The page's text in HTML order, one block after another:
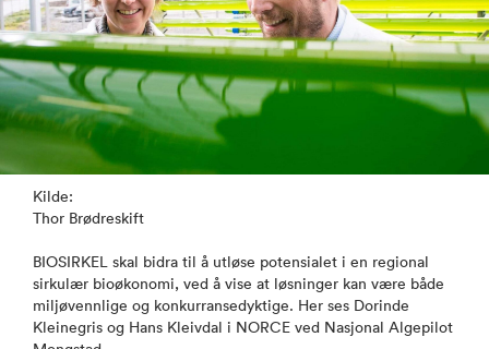
Kilde:
Thor Brødreskift
BIOSIRKEL skal bidra til å utløse potensialet i en regional
sirkulær bioøkonomi, ved å vise at løsninger kan være både
miljøvennlige og konkurransedyktige. Her ses Dorinde
Kleinegris og Hans Kleivdal i NORCE ved Nasjonal Algepilot